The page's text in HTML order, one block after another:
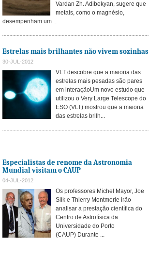
Vardan Zh. Adibekyan, sugere que
metais, como o magnésio,
desempenham um ...
Estrelas mais brilhantes não vivem sozinhas
30-JUL-2012
VLT descobre que a maioria das
estrelas mais pesadas são pares
em interaçãoUm novo estudo que
utilizou o Very Large Telescope do
ESO (VLT) mostrou que a maioria
das estrelas brilh...
Especialistas de renome da Astronomia
Mundial visitam o CAUP
04-JUL-2012
Os professores Michel Mayor, Joe
Silk e Thierry Montmerle irão
analisar a prestação científica do
Centro de Astrofísica da
Universidade do Porto
(CAUP) Durante ...